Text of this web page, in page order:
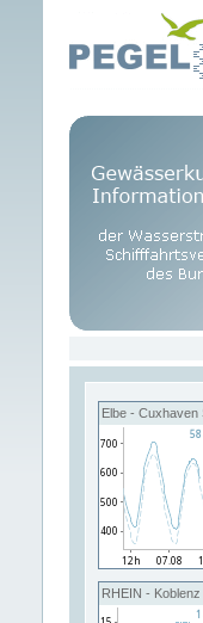
Elbe - Cuxhaven
RHEIN - Koblenz